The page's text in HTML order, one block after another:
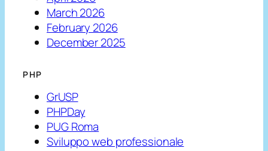
March 2026
February 2026
December 2025
PHP
GrUSP
PHPDay
PUG Roma
Sviluppo web professionale